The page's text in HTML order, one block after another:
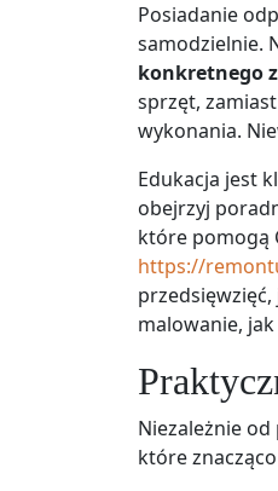
Posiadanie
samodzielnie.
konkretnego
sprzęt,
wykonania.
Edukacja jest
obejrzyj
które pomogą
https://
malowanie,
Niezależnie
które